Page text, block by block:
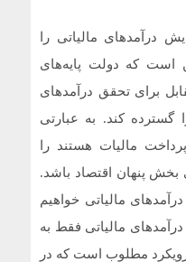
درآمدهای مالیاتی را
است که دولت پایه‌های
برای تحقق درآمدهای
گسترده کند. به عبارتی
مالیات هستند را
بخش پنهان اقتصاد باشد.
مالیاتی خواهیم
مالیاتی فقط به
مطلوب است که در